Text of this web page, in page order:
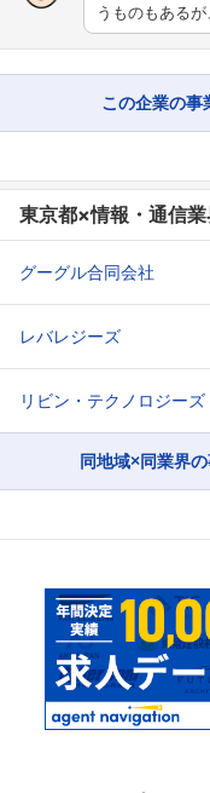
うものもある
この企業の事
東京都×情報・通信
グーグル合同会社
レバレジーズ
リビン・テクノロジーズ
同地域×同業界